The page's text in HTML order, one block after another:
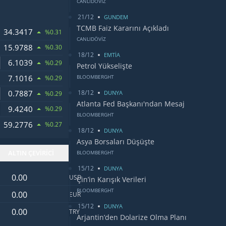
34.3417 %0.31
15.9788 %0.30
6.1039 %0.29
7.1016 %0.29
0.7887 %0.29
9.4240 %0.29
59.2776 %0.27
Dolar değeri USD
Euro değeri EUR
Türk Lirası değeri
TRY
21/12 GUNDEM
TCMB Faiz Kararını Açıkladı
CANLIDÖVİZ
18/12 EMTİA
Petrol Yükselişte
BLOOMBERGHT
18/12 DUNYA
Atlanta Fed Başkanı'ndan Mesaj
BLOOMBERGHT
18/12 DUNYA
Asya Borsaları Düşüşte
BLOOMBERGHT
15/12 DUNYA
Çin’in Karışık Verileri
BLOOMBERGHT
15/12 DUNYA
Arjantin’den Dolarize Olma Planı